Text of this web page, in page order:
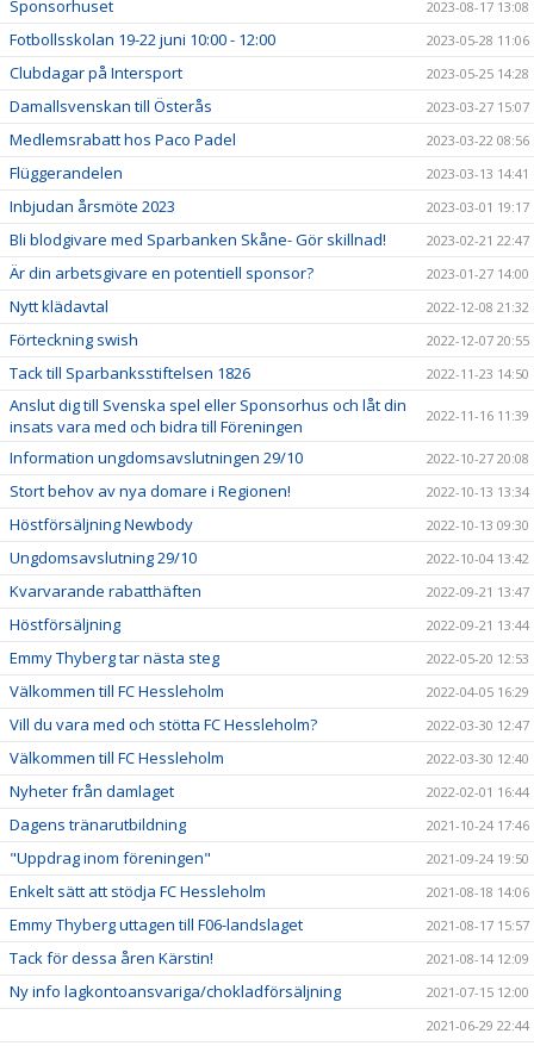
Sponsorhuset 2023-08-17 13:08
Fotbollsskolan 19-22 juni 10:00 - 12:00 2023-05-28 11:06
Clubdagar på Intersport 2023-05-25 14:28
Damallsvenskan till Österås 2023-03-27 15:07
Medlemsrabatt hos Paco Padel 2023-03-22 08:56
Flüggerandelen 2023-03-13 14:41
Inbjudan årsmöte 2023 2023-03-01 19:17
Bli blodgivare med Sparbanken Skåne- Gör skillnad! 2023-02-21 22:47
Är din arbetsgivare en potentiell sponsor? 2023-01-27 14:00
Nytt klädavtal 2022-12-08 21:32
Förteckning swish 2022-12-07 20:55
Tack till Sparbanksstiftelsen 1826 2022-11-23 14:50
Anslut dig till Svenska spel eller Sponsorhus och låt din
insats vara med och bidra till Föreningen
2022-11-16 11:39
Information ungdomsavslutningen 29/10 2022-10-27 20:08
Stort behov av nya domare i Regionen! 2022-10-13 13:34
Höstförsäljning Newbody 2022-10-13 09:30
Ungdomsavslutning 29/10 2022-10-04 13:42
Kvarvarande rabatthäften 2022-09-21 13:47
Höstförsäljning 2022-09-21 13:44
Emmy Thyberg tar nästa steg 2022-05-20 12:53
Välkommen till FC Hessleholm 2022-04-05 16:29
Vill du vara med och stötta FC Hessleholm? 2022-03-30 12:47
Välkommen till FC Hessleholm 2022-03-30 12:40
Nyheter från damlaget 2022-02-01 16:44
Dagens tränarutbildning 2021-10-24 17:46
"Uppdrag inom föreningen" 2021-09-24 19:50
Enkelt sätt att stödja FC Hessleholm 2021-08-18 14:06
Emmy Thyberg uttagen till F06-landslaget 2021-08-17 15:57
Tack för dessa åren Kärstin! 2021-08-14 12:09
Ny info lagkontoansvariga/chokladförsäljning
2021-07-15 12:00
2021-06-29 22:44